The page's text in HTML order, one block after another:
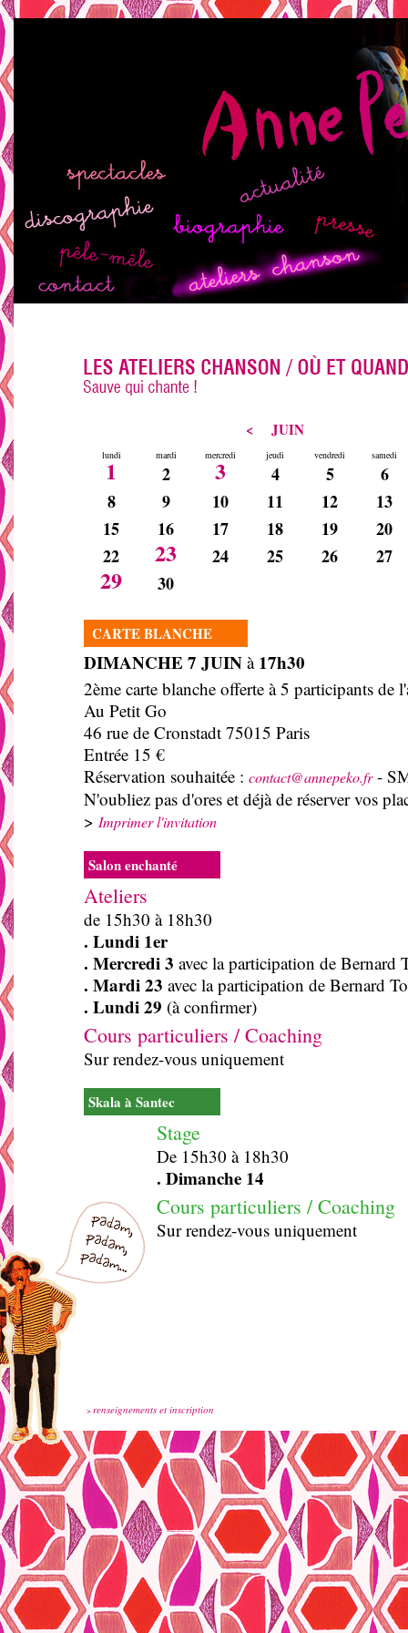
< JUIN
lundi mardi mercredi jeudi vendredi samedi
1 2 3 4 5
6
8
9 10 11 12
13
15
16 17 18 19
20
22
23 24 25 26 27
29 30
CARTE BLANCHE
DIMANCHE 7 JUIN à 17h30
2ème carte blanche offerte à 5 participants de
Au Petit Go
46 rue de Cronstadt 75015 Paris
Entrée 15 €
Réservation souhaitée : contact@annepeko.fr-
N'oubliez pas d'ores et déjà de réserver vos
> Imprimer l'invitation
Salon enchanté
Ateliers
de 15h30 à 18h30
. Lundi 1er
. Mercredi 3 avec la participation de Bernard
. Mardi 23 avec la participation de Bernard
. Lundi 29 (à confirmer)
Cours particuliers / Coaching
Sur rendez-vous uniquement
Skala à Santec
Stage
De 15h30 à 18h30
. Dimanche 14
Cours particuliers / Coaching
Sur rendez-vous uniquement
>renseignements et inscription